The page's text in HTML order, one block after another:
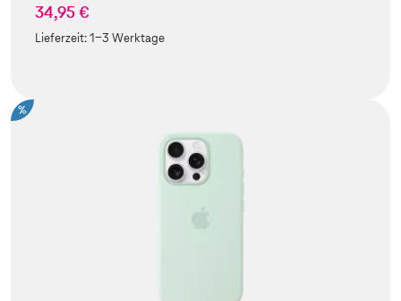
34,95 €
Lieferzeit:1-3 Werktage
%